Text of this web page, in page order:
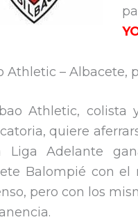
Athletic – Albacete,
Athletic, colista
quiere
Liga Adelante
Balompié con
pero con los